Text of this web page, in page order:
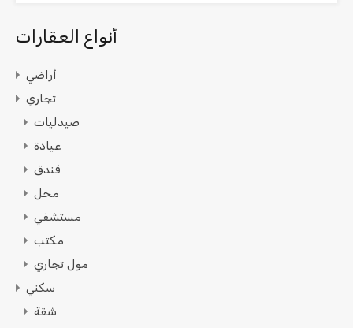
أنواع العقارات
أراضي
تجاري
صيدليات
عيادة
فندق
محل
مستشفي
مكتب
مول تجاري
سكني
شقة